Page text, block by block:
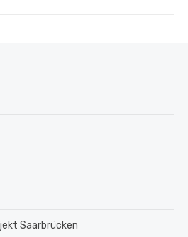
Saarbrücken